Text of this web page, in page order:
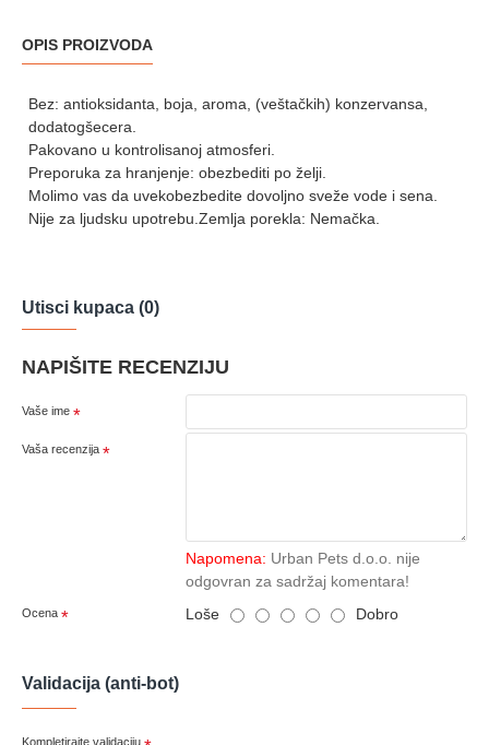
OPIS PROIZVODA
Bez: antioksidanta, boja, aroma, (veštačkih) konzervansa,
dodatogšecera.
Pakovano u kontrolisanoj atmosferi.
Preporuka za hranjenje: obezbediti po želji.
Molimo vas da uvekobezbedite dovoljno sveže vode i sena.
Nije za ljudsku upotrebu.Zemlja porekla: Nemačka.
Utisci kupaca (0)
NAPIŠITE RECENZIJU
Vaše ime
Vaša recenzija
Napomena: Urban Pets d.o.o. nije
odgovran za sadržaj komentara!
Ocena Loše Dobro
Validacija (anti-bot)
Kompletirajte validaciju